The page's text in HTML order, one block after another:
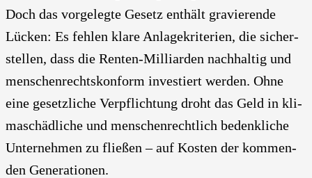
Doch das vor­ge­leg­te Gesetz ent­hält gra­vie­ren­de
Lücken: Es feh­len kla­re Anla­ge­kri­te­ri­en, die sicher­
stel­len, dass die Ren­ten-Mil­li­ar­den nach­hal­tig und
men­schen­rechts­kon­form inves­tiert wer­den. Ohne
eine gesetz­li­che Ver­pflich­tung droht das Geld in kli­
ma­schäd­li­che und men­schen­recht­lich bedenk­li­che
Unter­neh­men zu flie­ßen – auf Kos­ten der kom­men­
den Gene­ra­tio­nen.